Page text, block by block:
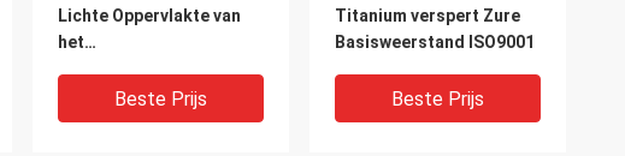
Lichte Oppervlakte van
het
voor Uitlaathanger
Beste Prijs
Titanium verspert Zure
Basisweerstand ISO9001
Beste Prijs